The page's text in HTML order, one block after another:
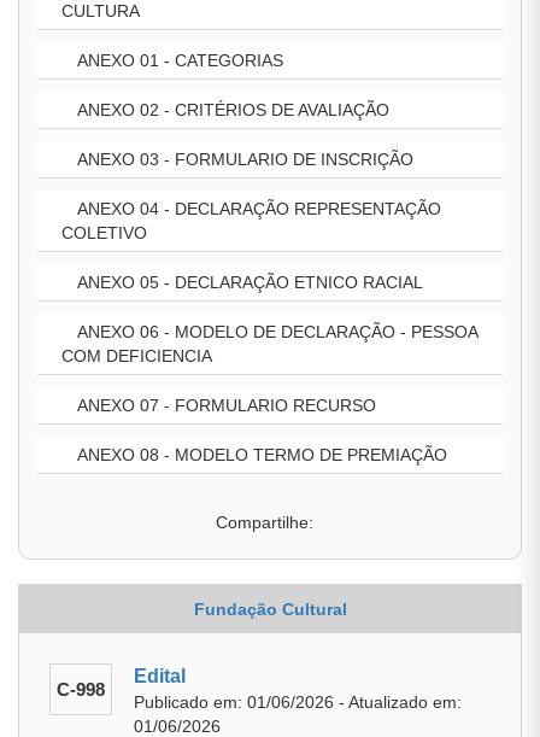
CULTURA
ANEXO 01 - CATEGORIAS
ANEXO 02 - CRITÉRIOS DE AVALIAÇÃO
ANEXO 03 - FORMULARIO DE INSCRIÇÃO
ANEXO 04 - DECLARAÇÃO REPRESENTAÇÃO
COLETIVO
ANEXO 05 - DECLARAÇÃO ETNICO RACIAL
ANEXO 06 - MODELO DE DECLARAÇÃO - PESSOA
COM DEFICIENCIA
ANEXO 07 - FORMULARIO RECURSO
ANEXO 08 - MODELO TERMO DE PREMIAÇÃO
Compartilhe:
Fundação Cultural
C-998
Edital
Publicado em: 01/06/2026 - Atualizado em:
01/06/2026